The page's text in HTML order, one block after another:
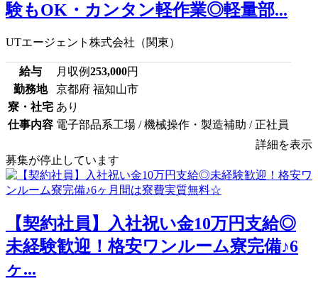
験もOK・カンタン軽作業◎軽量部...
UTエージェント株式会社（関東）
給与 月収例253,000円
勤務地
京都府 福知山市
寮・社宅 あり
仕事内容 電子部品系工場 / 機械操作・製造補助 / 正社員
詳細を表示
募集が停止しています
【契約社員】入社祝い金10万円支給◎
未経験歓迎！格安ワンルーム寮完備♪6
ヶ...